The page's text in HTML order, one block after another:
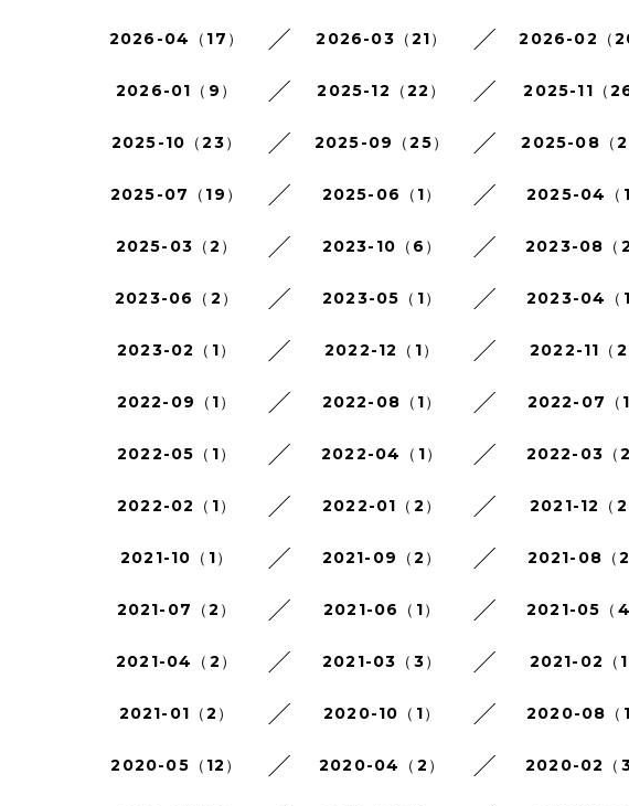
2026-04（17） 2026-03（21） 2026-02（
2026-01（9） 2025-12（22） 2025-11（26
2025-10（23） 2025-09（25） 2025-08（21
2025-07（19） 2025-06（1） 2025-04（1
2025-03（2） 2023-10（6） 2023-08（2
2023-06（2） 2023-05（1） 2023-04（1
2023-02（1） 2022-12（1） 2022-11（2
2022-09（1） 2022-08（1） 2022-07（1
2022-05（1） 2022-04（1） 2022-03（2
2022-02（1） 2022-01（2） 2021-12（2
2021-10（1） 2021-09（2） 2021-08（2
2021-07（2） 2021-06（1） 2021-05（4
2021-04（2） 2021-03（3） 2021-02（1
2021-01（2） 2020-10（1） 2020-08（1
2020-05（12） 2020-04（2） 2020-02（3